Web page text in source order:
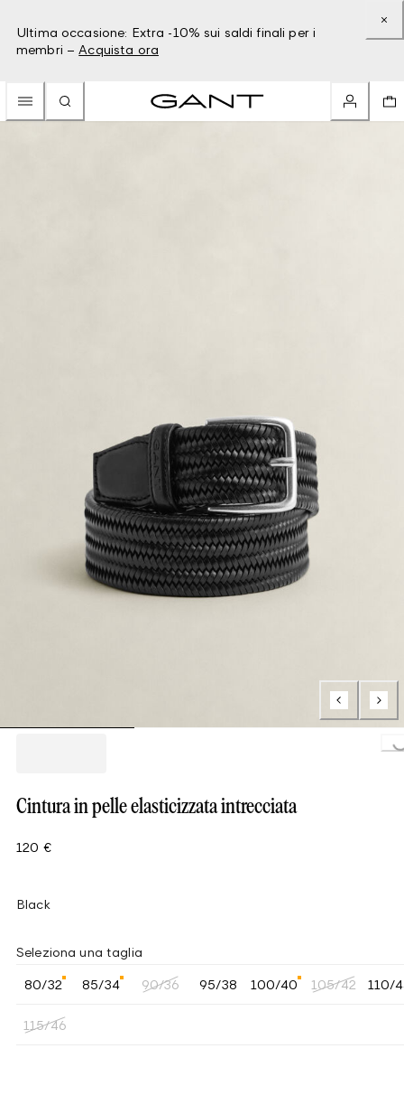
Ultima occasione: Extra -10% sui saldi finali per i
membri – Acquista ora
Cintura in pelle elasticizzata intrecciata
120 €
Black
Seleziona una taglia
80/32 85/34 90/36 95/38 100/40 105/42 110/
115/46